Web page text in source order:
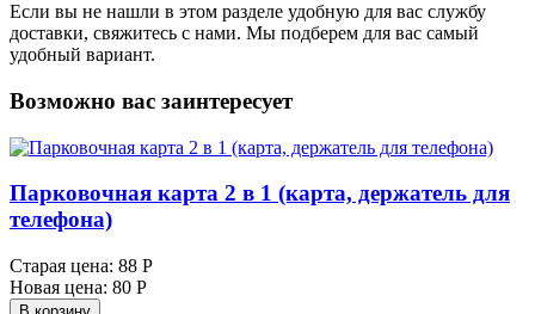
Если вы не нашли в этом разделе удобную для вас службу
доставки, свяжитесь с нами. Мы подберем для вас самый
удобный вариант.
Возможно вас заинтересует
Парковочная карта 2 в 1 (карта, держатель для
телефона)
Старая цена: 88 Р
Новая цена: 80 Р